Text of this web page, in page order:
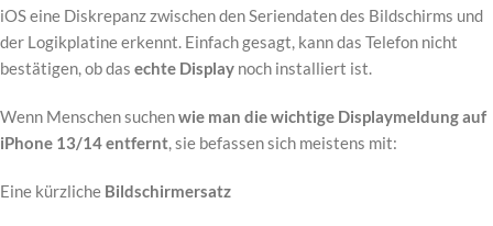
iOS eine Diskrepanz zwischen den Seriendaten des Bildschirms und
der Logikplatine erkennt. Einfach gesagt, kann das Telefon nicht
bestätigen, ob das echte Display noch installiert ist.
Wenn Menschen suchenwie man die wichtige Displaymeldung auf
iPhone 13/14 entfernt, sie befassen sich meistens mit:
Eine kürzliche Bildschirmersatz